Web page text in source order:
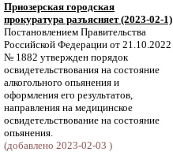
Приозерская городская
прокуратура разъясняет (2023-02-1)
Постановлением Правительства
Российской Федерации от 21.10.2022
№ 1882 утвержден порядок
освидетельствования на состояние
алкогольного опьянения и
оформления его результатов,
направления на медицинское
освидетельствование на состояние
опьянения.
(добавлено 2023-02-03 )